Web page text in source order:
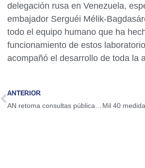
delegación rusa en Venezuela,
embajador Serguéi Mélik-
todo el equipo humano que ha
funcionamiento de estos
acompañó el desarrollo de toda la
ANTERIOR
AN retoma consultas públicas de las leyes del Cacao y del Café para fortalecer el sector productivo